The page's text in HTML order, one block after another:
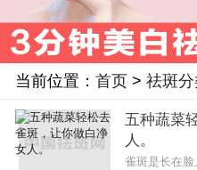
当前位置： 首页> 祛斑
五种蔬菜
人。
雀斑是长在